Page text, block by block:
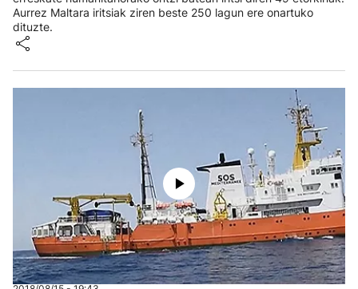
Aurrez Maltara iritsiak ziren beste 250 lagun ere onartuko
dituzte.